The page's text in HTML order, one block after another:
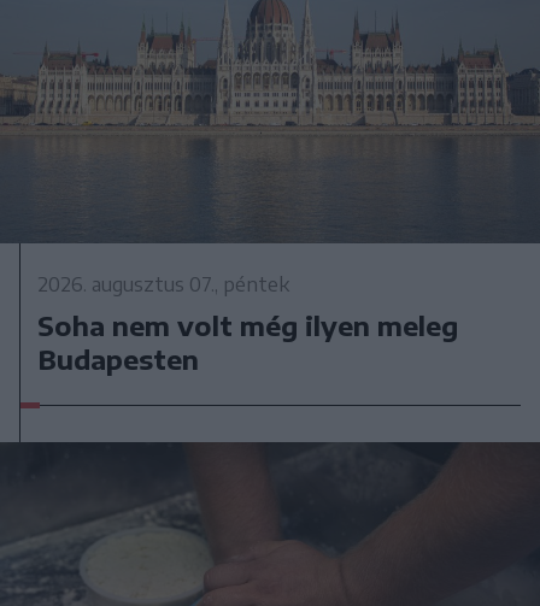
2026. augusztus 07., péntek
Soha nem volt még ilyen meleg
Budapesten